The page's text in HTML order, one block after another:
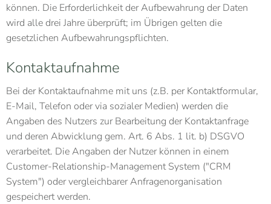
können. Die Erforderlichkeit der Aufbewahrung der Daten
wird alle drei Jahre überprüft; im Übrigen gelten die
gesetzlichen Aufbewahrungspflichten.
Kontaktaufnahme
Bei der Kontaktaufnahme mit uns (z.B. per Kontaktformular,
E-Mail, Telefon oder via sozialer Medien) werden die
Angaben des Nutzers zur Bearbeitung der Kontaktanfrage
und deren Abwicklung gem. Art. 6 Abs. 1 lit. b) DSGVO
verarbeitet. Die Angaben der Nutzer können in einem
Customer-Relationship-Management System ("CRM
System") oder vergleichbarer Anfragenorganisation
gespeichert werden.